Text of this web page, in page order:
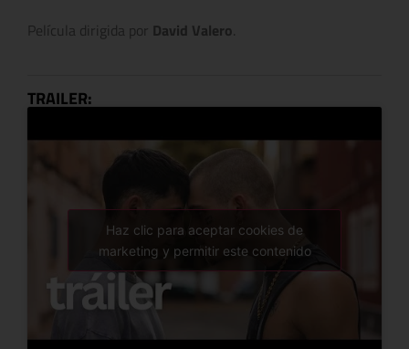
Película dirigida por David Valero.
TRAILER:
Haz clic para aceptar cookies de
marketing y permitir este contenido